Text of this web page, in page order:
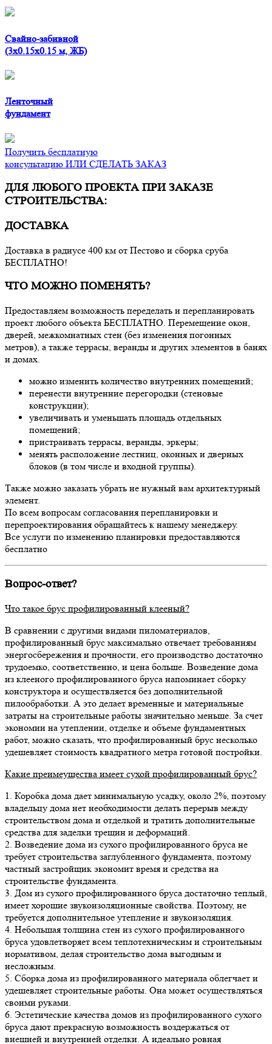
Свайно-забивной
(3x0.15x0.15 м, ЖБ)
Ленточный
фундамент
Получить бесплатную
консультацию ИЛИ СДЕЛАТЬ ЗАКАЗ
ДЛЯ ЛЮБОГО ПРОЕКТА ПРИ ЗАКАЗЕ
СТРОИТЕЛЬСТВА:
ДОСТАВКА
Доставка в радиусе 400 км от Пестово и сборка сруба
БЕСПЛАТНО!
ЧТО МОЖНО ПОМЕНЯТЬ?
Предоставляем возможность переделать и перепланировать
проект любого объекта БЕСПЛАТНО. Перемещение окон,
дверей, межкомнатных стен (без изменения погонных
метров), а также террасы, веранды и других элементов в банях
и домах.
можно изменить количество внутренних помещений;
перенести внутренние перегородки (стеновые
конструкции);
увеличивать и уменьшать площадь отдельных
помещений;
пристраивать террасы, веранды, эркеры;
менять расположение лестниц, оконных и дверных
блоков (в том числе и входной группы).
Также можно заказать убрать не нужный вам архитектурный
элемент.
По всем вопросам согласования перепланировки и
перепроектирования обращайтесь к нашему менеджеру.
Все услуги по изменению планировки предоставляются
бесплатно
Вопрос-ответ?
Что такое брус профилированный клееный?
В сравнении с другими видами пиломатериалов,
профилированный брус максимально отвечает требованиям
энергосбережения и прочности, его производство достаточно
трудоемко, соответственно, и цена больше. Возведение дома
из клееного профилированного бруса напоминает сборку
конструктора и осуществляется без дополнительной
пилообработки. А это делает временные и материальные
затраты на строительные работы значительно меньше. За счет
экономии на утеплении, отделке и объеме фундаментных
работ, можно сказать, что профилированный брус несколько
удешевляет стоимость квадратного метра готовой постройки.
Какие преимеущества имеет сухой профилированный брус?
1. Коробка дома дает минимальную усадку, около 2%, поэтому
владельцу дома нет необходимости делать перерыв между
строительством дома и отделкой и тратить дополнительные
средства для заделки трещин и деформаций.
2. Возведение дома из сухого профилированного бруса не
требует строительства заглубленного фундамента, поэтому
частный застройщик экономит время и средства на
строительстве фундамента.
3. Дом из сухого профилированного бруса достаточно теплый,
имеет хорошие звукоизоляционные свойства. Поэтому, не
требуется дополнительное утепление и звукоизоляция.
4. Небольшая толщина стен из сухого профилированного
бруса удовлетворяет всем теплотехническим и строительным
нормативом, делая строительство дома выгодным и
несложным.
5. Сборка дома из профилированного материала облегчает и
удешевляет строительные работы. Она может осуществляться
своими руками.
6. Эстетические качества домов из профилированного сухого
бруса дают прекрасную возможность воздержаться от
внешней и внутренней отделки. А идеально ровная